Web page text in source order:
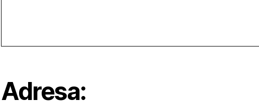
Adresa: